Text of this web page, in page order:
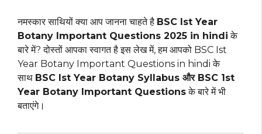
नमस्कार साथियों क्या आप जानना चाहते है BSC Ist Year
Botany Important Questions 2025 in hindi के
बारे में? दोस्तों आपका स्वागत है इस लेख में, हम आपको BSC Ist
Year Botany Important Questions in hindi के
साथ BSC Ist Year Botany Syllabus और BSC 1st
Year Botany Important Questionsके बारे में भी
बताएंगे।